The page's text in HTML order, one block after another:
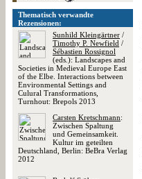
Thematisch verwandte
Rezensionen:
Sunhild Kleingärtner /
Timothy P. Newfield /
Sébastien Rossignol
(eds.): Landscapes and
Societies in Medieval Europe East
of the Elbe. Interactions between
Environmental Settings and
Culural Transformations,
Turnhout: Brepols 2013
Carsten Kretschmann:
Zwischen Spaltung
und Gemeinsamkeit.
Kultur im geteilten
Deutschland, Berlin: BeBra Verlag
2012